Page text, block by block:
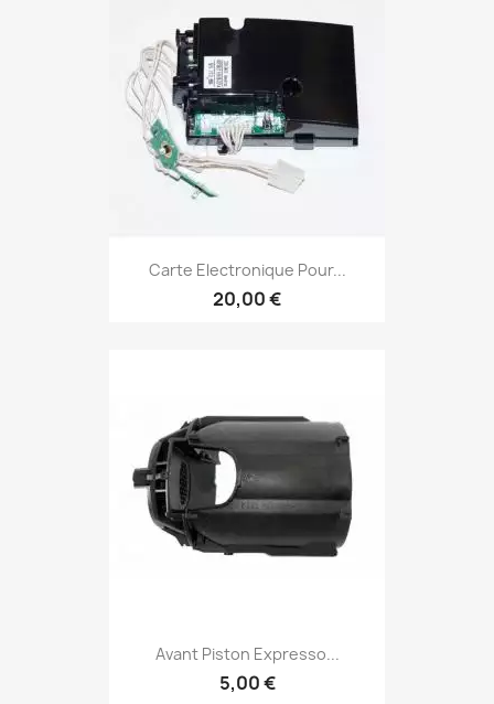
Carte Electronique Pour...
20,00 €
Avant Piston Expresso...
5,00 €